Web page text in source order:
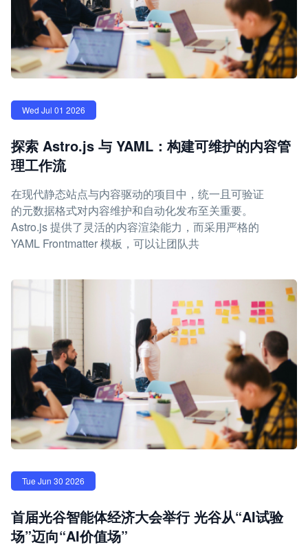
Wed Jul 01 2026
探索 Astro.js 与 YAML：构建可维护的内容管
理工作流
在现代静态站点与内容驱动的项目中，统一且可验证
的元数据格式对内容维护和自动化发布至关重要。
Astro.js 提供了灵活的内容渲染能力，而采用严格的
YAML Frontmatter 模板，可以让团队共
Tue Jun 30 2026
首届光谷智能体经济大会举行 光谷从“AI试验
场”迈向“AI价值场”